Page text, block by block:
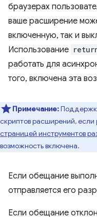
браузерах
ваше расширение
включенную, так и
Использование
работать для
того, включена эта
Примечание:
скриптов расширений,
страницей инструментов
возможность включена.
Если обещание
отправляется его
Если обещание